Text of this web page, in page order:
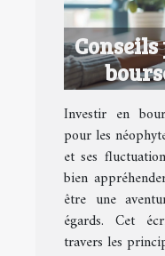
Investir en
pour les
et ses
bien
être une
égards. Cet
travers les